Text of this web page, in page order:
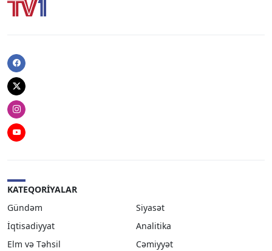
Facebook
Twitter
Instagram
Youtube
KATEQORIYALAR
Gündəm
Siyasət
İqtisadiyyat
Analitika
Elm və Təhsil
Cəmiyyət